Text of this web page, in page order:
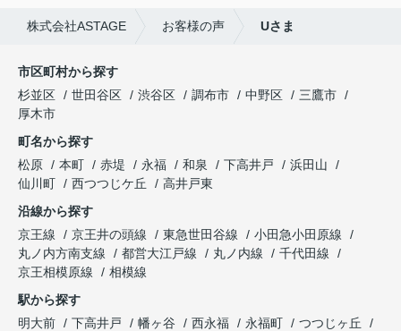
株式会社ASTAGE お客様の声 Uさま
市区町村から探す
杉並区
世田谷区 渋谷区 調布市 中野区
三鷹市
厚木市
町名から探す
松原
本町 赤堤 永福 和泉 下高井戸
浜田山
仙川町
西つつじケ丘
高井戸東
沿線から探す
京王線
京王井の頭線 東急世田谷線
小田急小田原線
丸ノ内方南支線
都営大江戸線 丸ノ内線
千代田線
京王相模原線
相模線
駅から探す
明大前
下高井戸 幡ヶ谷 西永福 永福町
つつじヶ丘